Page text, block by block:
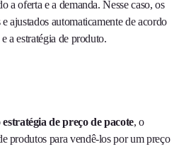
a oferta e a demanda. Nesse caso, os
ajustados automaticamente de acordo
a estratégia de produto.
estratégia de preço de pacote, o
produtos para vendê-los por um preço